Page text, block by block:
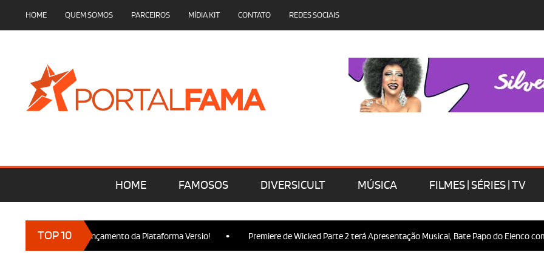
HOME QUEM SOMOS PARCEIROS MÍDIA KIT CONTATO REDES SOCIAIS
HOME FAMOSOS DIVERSICULT MÚSICA FILMES | SÉRIES | TV
TOP 10
presença no Lançamento da Plataforma Versio! • Premiere de Wicked Parte 2 terá Apresentação Musical, Bate Papo do Elenco com o